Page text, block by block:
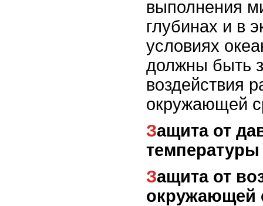
выполнения
глубинах и в
условиях
должны быть
воздействия
окружающей
Защита от давления и
температуры
Защита от воздействия
окружающей